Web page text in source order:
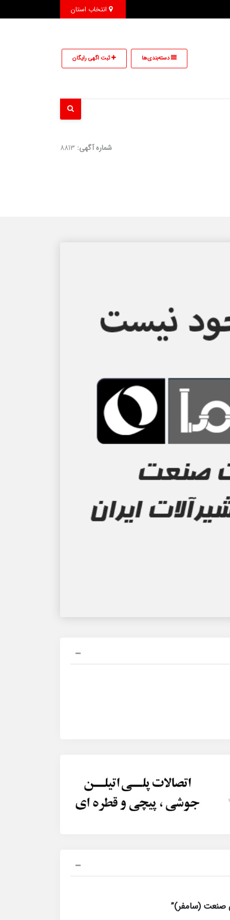
دسته‌بندی‌ها ثبت اگهی رایگان
شماره آگهی: 8813
صنعت (سامفر)”